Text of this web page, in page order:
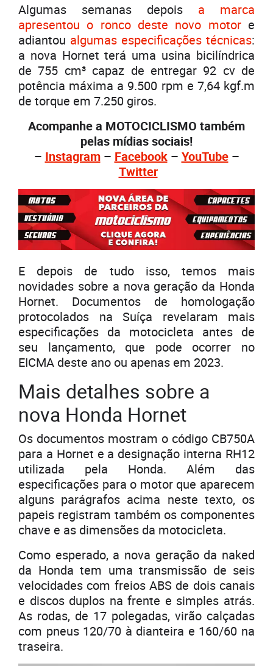
Algumas semanas depois a marca
apresentou o ronco deste novo motore
adiantou algumas especificações técnicas:
a nova Hornet terá uma usina bicilíndrica
de 755 cm³ capaz de entregar 92 cv de
potência máxima a 9.500 rpm e 7,64 kgf.m
de torque em 7.250 giros.
Acompanhe a MOTOCICLISMO também
pelas mídias sociais!
– Instagram– Facebook– YouTube–
Twitter
E depois de tudo isso, temos mais
novidades sobre a nova geração da Honda
Hornet. Documentos de homologação
protocolados na Suíça revelaram mais
especificações da motocicleta antes de
seu lançamento, que pode ocorrer no
EICMA deste ano ou apenas em 2023.
Mais detalhes sobre a
nova Honda Hornet
Os documentos mostram o código CB750A
para a Hornet e a designação interna RH12
utilizada pela Honda. Além das
especificações para o motor que aparecem
alguns parágrafos acima neste texto, os
papeis registram também os componentes
chave e as dimensões da motocicleta.
Como esperado, a nova geração da naked
da Honda tem uma transmissão de seis
velocidades com freios ABS de dois canais
e discos duplos na frente e simples atrás.
As rodas, de 17 polegadas, virão calçadas
com pneus 120/70 à dianteira e 160/60 na
traseira.